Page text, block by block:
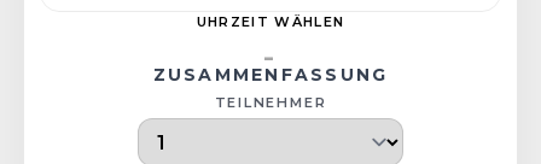
UHRZEIT WÄHLEN
-
ZUSAMMENFASSUNG
TEILNEHMER